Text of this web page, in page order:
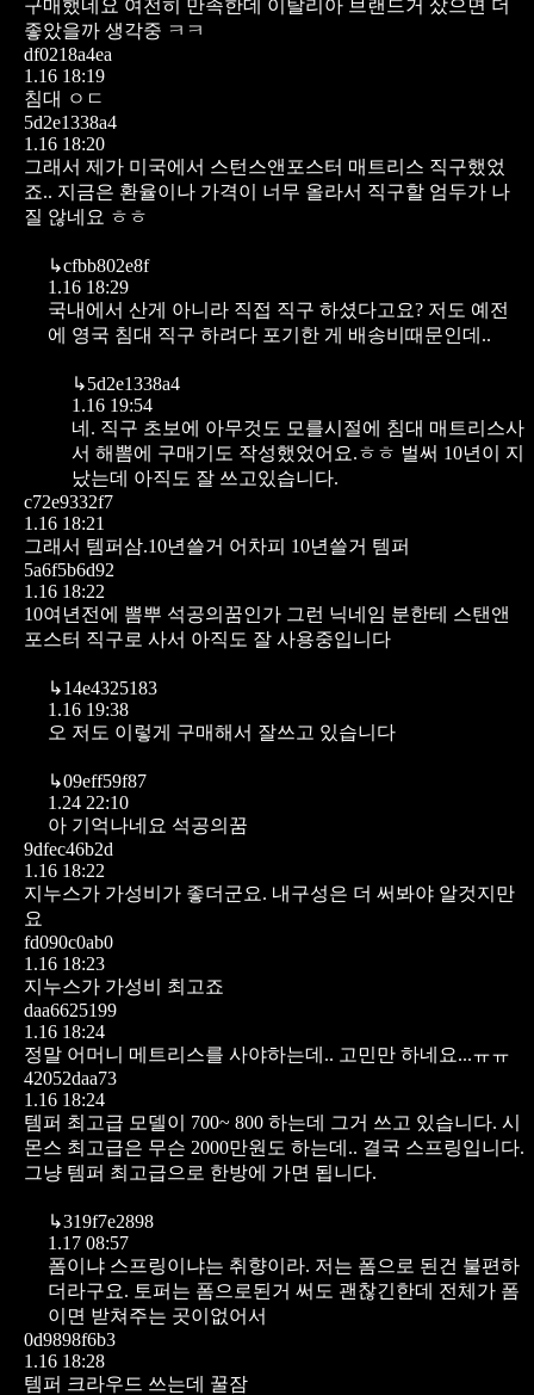
구매했네요 여전히 만족한데 이탈리아 브랜드거 샀으면 더
좋았을까 생각중 ㅋㅋ
df0218a4ea
1.16 18:19
침대 ㅇㄷ
5d2e1338a4
1.16 18:20
그래서 제가 미국에서 스턴스앤포스터 매트리스 직구했었
죠.. 지금은 환율이나 가격이 너무 올라서 직구할 엄두가 나
질 않네요 ㅎㅎ
↳cfbb802e8f
1.16 18:29
국내에서 산게 아니라 직접 직구 하셨다고요? 저도 예전
에 영국 침대 직구 하려다 포기한 게 배송비때문인데..
↳5d2e1338a4
1.16 19:54
네. 직구 초보에 아무것도 모를시절에 침대 매트리스사
서 해뽐에 구매기도 작성했었어요.ㅎㅎ 벌써 10년이 지
났는데 아직도 잘 쓰고있습니다.
c72e9332f7
1.16 18:21
그래서 템퍼삼.10년쓸거 어차피 10년쓸거 템퍼
5a6f5b6d92
1.16 18:22
10여년전에 뽐뿌 석공의꿈인가 그런 닉네임 분한테 스탠앤
포스터 직구로 사서 아직도 잘 사용중입니다
↳14e4325183
1.16 19:38
오 저도 이렇게 구매해서 잘쓰고 있습니다
↳09eff59f87
1.24 22:10
아 기억나네요 석공의꿈
9dfec46b2d
1.16 18:22
지누스가 가성비가 좋더군요. 내구성은 더 써봐야 알것지만
요
fd090c0ab0
1.16 18:23
지누스가 가성비 최고죠
daa6625199
1.16 18:24
정말 어머니 메트리스를 사야하는데.. 고민만 하네요...ㅠㅠ
42052daa73
1.16 18:24
템퍼 최고급 모델이 700~ 800 하는데 그거 쓰고 있습니다. 시
몬스 최고급은 무슨 2000만원도 하는데.. 결국 스프링입니다.
그냥 템퍼 최고급으로 한방에 가면 됩니다.
↳319f7e2898
1.17 08:57
폼이냐 스프링이냐는 취향이라. 저는 폼으로 된건 불편하
더라구요. 토퍼는 폼으로된거 써도 괜찮긴한데 전체가 폼
이면 받쳐주는 곳이없어서
0d9898f6b3
1.16 18:28
템퍼 크라우드 쓰는데 꿀잠